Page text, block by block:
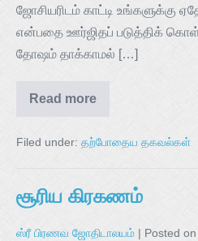
ஜோசியரிடம் காட்டி உங்களுக்கு
என்பதை ஊர்ஜிதப் படுத்திக்
தோஷம் தாக்காமல் […]
Read more
Filed under: தற்போதைய தகவல்கள்
சூரிய கிரகணம்
ஸ்ரீ பிரணவ ஜோதிடாலயம் | Posted on